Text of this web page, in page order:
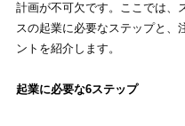
計画が不可欠です。ここでは、
スの起業に必要なステップと、
ントを紹介します。
起業に必要な6ステップ